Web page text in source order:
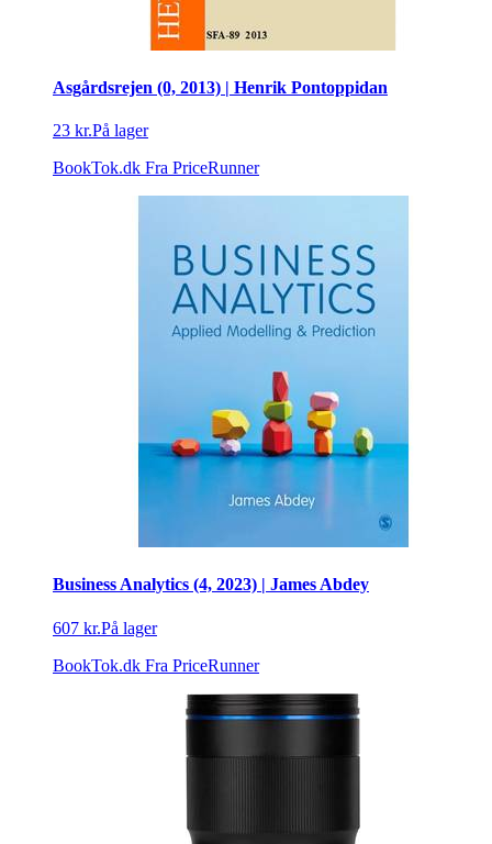
Asgårdsrejen (0, 2013) | Henrik Pontoppidan
23 kr.På lager
BookTok.dk Fra PriceRunner
Business Analytics (4, 2023) | James Abdey
607 kr.På lager
BookTok.dk Fra PriceRunner